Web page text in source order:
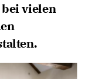
bei vielen